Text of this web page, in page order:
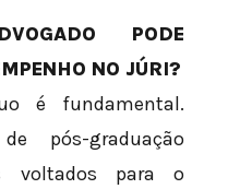
PODE
NO JÚRI?
é fundamental.
pós-graduação
voltados para o